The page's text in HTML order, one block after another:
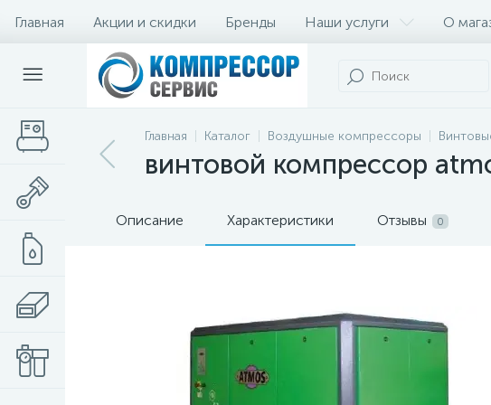
Главная Акции и скидки Бренды Наши услуги О
Главная Каталог Воздушные компрессоры
винтовой компрессор
Описание Характеристики Отзывы 0